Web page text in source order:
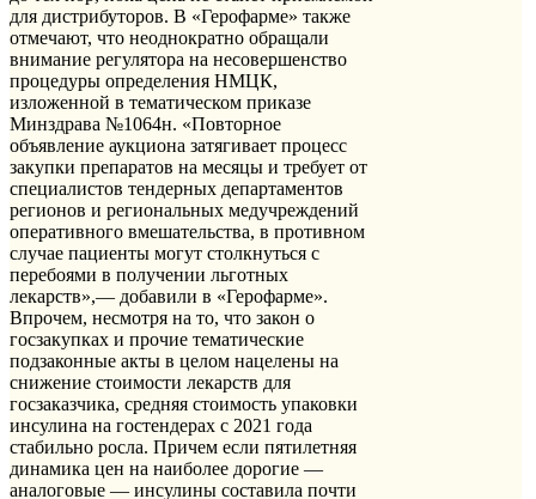
для дистрибуторов. В «Герофарме» также
отмечают, что неоднократно обращали
внимание регулятора на несовершенство
процедуры определения НМЦК,
изложенной в тематическом приказе
Минздрава №1064н. «Повторное
объявление аукциона затягивает процесс
закупки препаратов на месяцы и требует от
специалистов тендерных департаментов
регионов и региональных медучреждений
оперативного вмешательства, в противном
случае пациенты могут столкнуться с
перебоями в получении льготных
лекарств»,— добавили в «Герофарме».
Впрочем, несмотря на то, что закон о
госзакупках и прочие тематические
подзаконные акты в целом нацелены на
снижение стоимости лекарств для
госзаказчика, средняя стоимость упаковки
инсулина на гостендерах с 2021 года
стабильно росла. Причем если пятилетняя
динамика цен на наиболее дорогие —
аналоговые — инсулины составила почти